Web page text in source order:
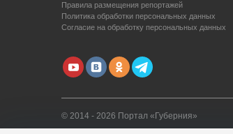
Правила размещения репортажей
Политика обработки персональных данных
Согласие на обработку персональных данных
© 2014 - 2026 Портал «Губерния»